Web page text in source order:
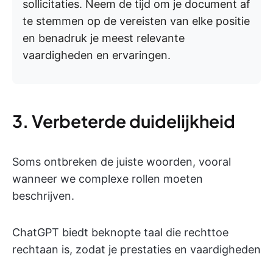
sollicitaties. Neem de tijd om je document af
te stemmen op de vereisten van elke positie
en benadruk je meest relevante
vaardigheden en ervaringen.
3. Verbeterde duidelijkheid
Soms ontbreken de juiste woorden, vooral
wanneer we complexe rollen moeten
beschrijven.
ChatGPT biedt beknopte taal die rechttoe
rechtaan is, zodat je prestaties en vaardigheden